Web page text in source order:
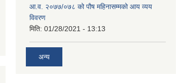
आ.व. २०७७/०७८ को पौष महिनासम्मको आय व्यय
विवरण
मिति: 01/28/2021 - 13:13
अन्य